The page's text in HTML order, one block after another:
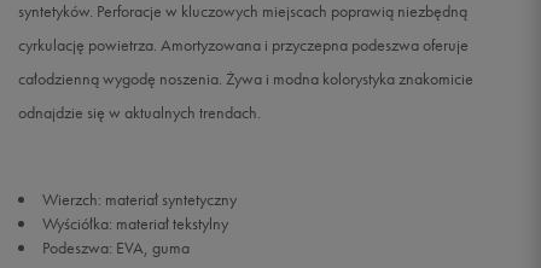
syntetyków. Perforacje w kluczowych miejscach poprawią niezbędną
cyrkulację powietrza. Amortyzowana i przyczepna podeszwa oferuje
całodzienną wygodę noszenia. Żywa i modna kolorystyka znakomicie
odnajdzie się w aktualnych trendach.
Wierzch: materiał syntetyczny
Wyściółka: materiał tekstylny
Podeszwa: EVA, guma